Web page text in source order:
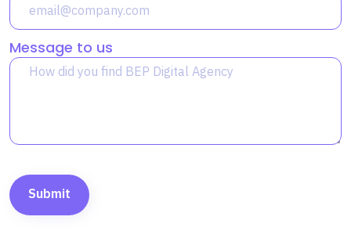
Message to us